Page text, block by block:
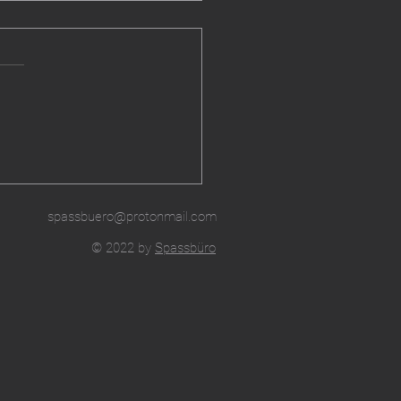
spassbuero@protonmail.com
© 2022 by Spassbüro